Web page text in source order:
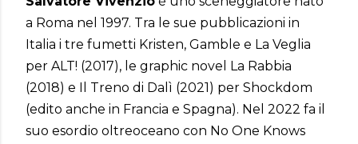
a Roma nel 1997. Tra le sue pubblicazioni in
Italia i tre fumetti Kristen, Gamble e La Veglia
per ALT! (2017), le graphic novel La Rabbia
(2018) e Il Treno di Dalì (2021) per Shockdom
(edito anche in Francia e Spagna). Nel 2022 fa il
suo esordio oltreoceano con No One Knows